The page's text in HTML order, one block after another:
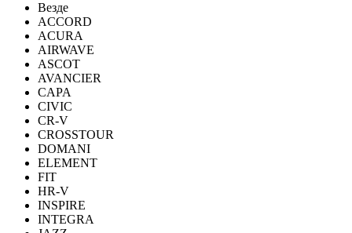
Везде
ACCORD
ACURA
AIRWAVE
ASCOT
AVANCIER
CAPA
CIVIC
CR-V
CROSSTOUR
DOMANI
ELEMENT
FIT
HR-V
INSPIRE
INTEGRA